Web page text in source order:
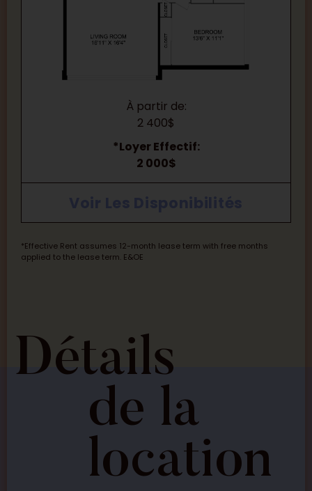
À partir de:
2 400$
*Loyer Effectif:
2 000$
*Effective Rent assumes 12-month lease term with free months
applied to the lease term. E&OE
Détails
de la
location